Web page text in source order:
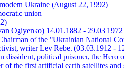
Ukraine (August 22, 1992)
union
Ogiyenko) 14.01.1882 - 29.03.1972
of the "Ukrainian National
writer Lev Rebet (03.03.1912 -
dissident, political prisoner, the Hero
the first artificial earth satellites and